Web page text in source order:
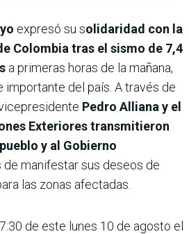
expresó su solidaridad con la
Colombia tras el sismo de 7,4
a primeras horas de la mañana,
importante del país. A través de
Pedro Alliana y el
Exteriores transmitieron
y al Gobierno
de manifestar sus deseos de
las zonas afectadas.
de este lunes 10 de agosto el